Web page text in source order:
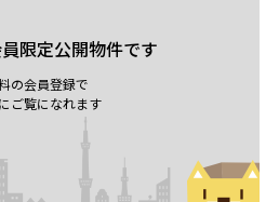
限定公開物件です
の会員登録で
ご覧になれます